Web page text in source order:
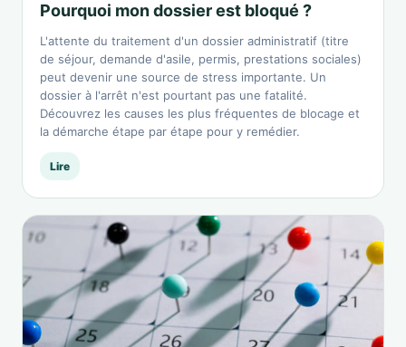
Pourquoi mon dossier est bloqué ?
L'attente du traitement d'un dossier administratif (titre
de séjour, demande d'asile, permis, prestations sociales)
peut devenir une source de stress importante. Un
dossier à l'arrêt n'est pourtant pas une fatalité.
Découvrez les causes les plus fréquentes de blocage et
la démarche étape par étape pour y remédier.
Lire